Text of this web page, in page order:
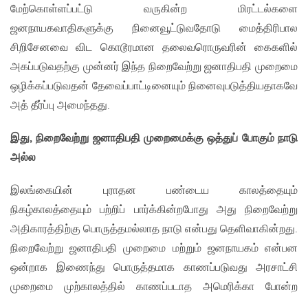
மேற்கொள்ளப்பட்டு வருகின்ற மிரட்டல்களை
ஜனநாயகவாதிகளுக்கு நினைவூட்டுவதோடு மைத்திரிபால
சிறிசேனவை விட கொடூரமான தலைவரொருவரின் கைகளில்
அகப்படுவதற்கு முன்னர் இந்த நிறைவேற்று ஜனாதிபதி முறைமை
ஒழிக்கப்படுவதன் தேவைப்பாட்டினையும் நினைவுபடுத்தியதாகவே
அத் தீர்ப்பு அமைந்தது.
இது,நிறைவேற்று ஜனாதிபதி முறைமைக்கு ஒத்துப் போகும் நாடு
அல்ல
இலங்கையின் புராதன பண்டைய காலத்தையும்
நிகழ்காலத்தையும் பற்றிப் பார்க்கின்றபோது அது நிறைவேற்று
அதிகாரத்திற்கு பொருத்தமல்லாத நாடு என்பது தெளிவாகின்றது.
நிறைவேற்று ஜனாதிபதி முறைமை மற்றும் ஜனநாயகம் என்பன
ஒன்றாக இணைந்து பொருத்தமாக காணப்படுவது அரசாட்சி
முறைமை முற்காலத்தில் காணப்படாத அமெரிக்கா போன்ற